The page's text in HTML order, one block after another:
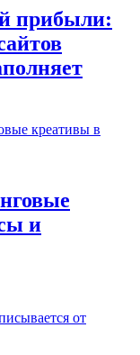
прибыли:
и